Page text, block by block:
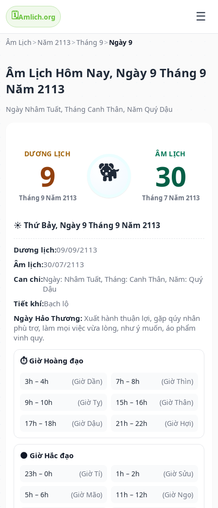
🗓️Amlich.org
Âm Lịch > Năm 2113 >Tháng 9> Ngày 9
Âm Lịch Hôm Nay, Ngày 9 Tháng 9
Năm 2113
Ngày Nhâm Tuất, Tháng Canh Thân, Năm Quý Dậu
DƯƠNG LỊCH
9
Tháng 9 Năm 2113
🐕
ÂM LỊCH
30
Tháng 7 Năm 2113
☀️ Thứ Bảy, Ngày 9 Tháng 9 Năm 2113
Dương lịch:09/09/2113
Âm lịch:30/07/2113
Can chi:Ngày: Nhâm Tuất, Tháng: Canh Thân, Năm: Quý
Dậu
Tiết khí:Bạch lộ
Ngày Hảo Thương: Xuất hành thuận lợi, gặp qúy nhân
phù trợ, làm mọi việc vừa lòng, như ý muốn, áo phẩm
vinh quy.
⏱️ Giờ Hoàng đạo
3h – 4h (Giờ Dần) 7h – 8h (Giờ Thìn)
9h – 10h (Giờ Tỵ) 15h – 16h (Giờ Thân)
17h – 18h (Giờ Dậu) 21h – 22h (Giờ Hợi)
🌑 Giờ Hắc đạo
23h – 0h (Giờ Tí) 1h – 2h (Giờ Sửu)
5h – 6h (Giờ Mão) 11h – 12h (Giờ Ngọ)